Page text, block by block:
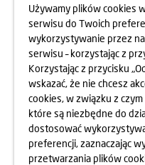
CYRKOWE
Używamy plików cookies
serwisu do Twoich
wykorzystywanie przez
serwisu – korzystając z
Korzystając z przycisku
wskazać, że nie chcesz
cookies, w związku z
które są niezbędne do
dostosować
preferencji, zaznaczając
przetwarzania plików